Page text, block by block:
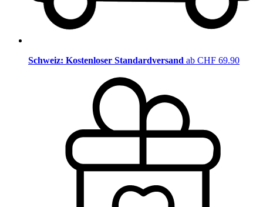
Schweiz: Kostenloser Standardversand ab CHF 69.90